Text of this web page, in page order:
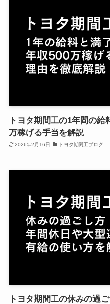
トヨタ期間工の1年間の
万稼げる手当を解説
2026年2月16日 トヨタ期間工ブログ
トヨタ期間工の休みの過